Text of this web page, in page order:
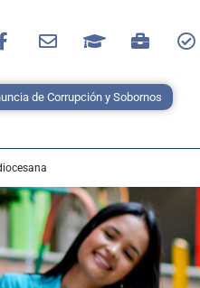
de Corrupción y Sobornos